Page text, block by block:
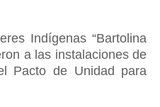
Indígenas “Bartolina
a las instalaciones de
Pacto de Unidad para